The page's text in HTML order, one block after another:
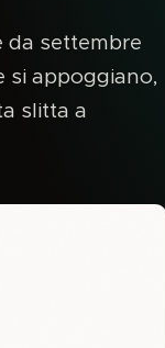
da settembre
si appoggiano,
slitta a